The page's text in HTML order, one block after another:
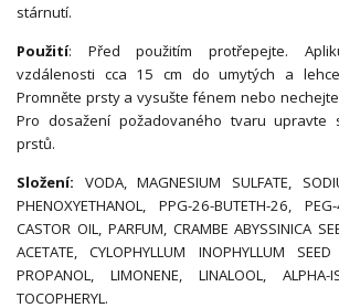
stárnutí.
Použití: Před použitím protřepejte.
vzdálenosti cca 15 cm do umytých a
Promněte prsty a vysušte fénem nebo
Pro dosažení požadovaného tvaru upravte
prstů.
Složení: VODA, MAGNESIUM SULFATE,
PHENOXYETHANOL, PPG-26-BUTETH-26,
CASTOR OIL, PARFUM, CRAMBE ABYSSINICA
ACETATE, CYLOPHYLLUM INOPHYLLUM
PROPANOL, LIMONENE, LINALOOL, ALPHA-
TOCOPHERYL.